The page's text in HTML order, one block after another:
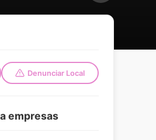
Denunciar Local
empresas